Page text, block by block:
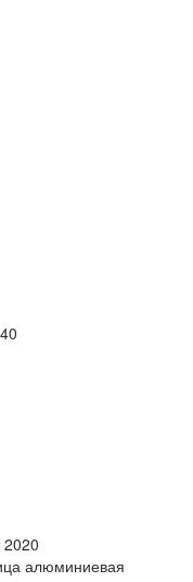
2020
алюминиевая